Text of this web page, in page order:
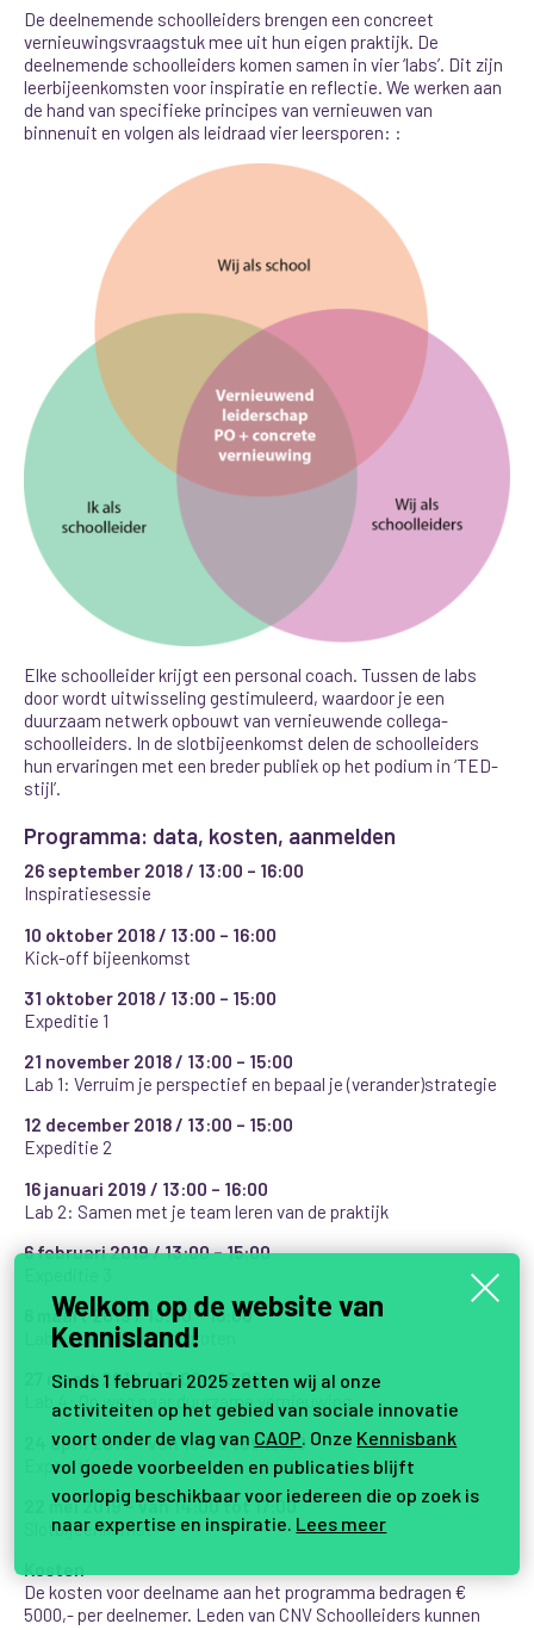
De deelnemende schoolleiders brengen een concreet
vernieuwingsvraagstuk mee uit hun eigen praktijk. De
deelnemende schoolleiders komen samen in vier ‘labs’. Dit zijn
leerbijeenkomsten voor inspiratie en reflectie. We werken aan
de hand van specifieke principes van vernieuwen van
binnenuit en volgen als leidraad vier leersporen: :
Elke schoolleider krijgt een personal coach. Tussen de labs
door wordt uitwisseling gestimuleerd, waardoor je een
duurzaam netwerk opbouwt van vernieuwende collega-
schoolleiders. In de slotbijeenkomst delen de schoolleiders
hun ervaringen met een breder publiek op het podium in ‘TED-
stijl’.
Programma: data, kosten, aanmelden
26 september 2018 / 13:00 – 16:00
Inspiratiesessie
10 oktober 2018 / 13:00 – 16:00
Kick-off bijeenkomst
31 oktober 2018 / 13:00 – 15:00
Expeditie 1
21 november 2018 / 13:00 – 15:00
Lab 1: Verruim je perspectief en bepaal je (verander)strategie
12 december 2018 / 13:00 – 15:00
Expeditie 2
16 januari 2019 / 13:00 – 16:00
Lab 2: Samen met je team leren van de praktijk
6 februari 2019 /13:00 – 15:00
6 maart 2019 /13:00 – 16:00
Lab 3: Je impact vergroten
27 maart 2019 /13:00 – 16:00
Lab 4: Op weg naar duurzame vernieuwing
24 april 2019 – van 13:00 tot 15:00
Expeditie 4
22 mei 2019 – van 14:00 tot 17:00
Slotbijeenkomst
De kosten voor deelname aan het programma bedragen €
5000,- per deelnemer. Leden van CNV Schoolleiders kunnen
Welkom op de website van
Kennisland!
Sinds 1 februari 2025 zetten wij al onze
activiteiten op het gebied van sociale innovatie
voort onder de vlag van CAOP. Onze Kennisbank
vol goede voorbeelden en publicaties blijft
voorlopig beschikbaar voor iedereen die op zoek is
naar expertise en inspiratie. Lees meer